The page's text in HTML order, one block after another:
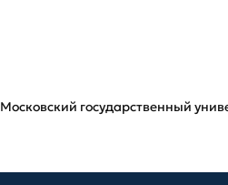
Московский государственный